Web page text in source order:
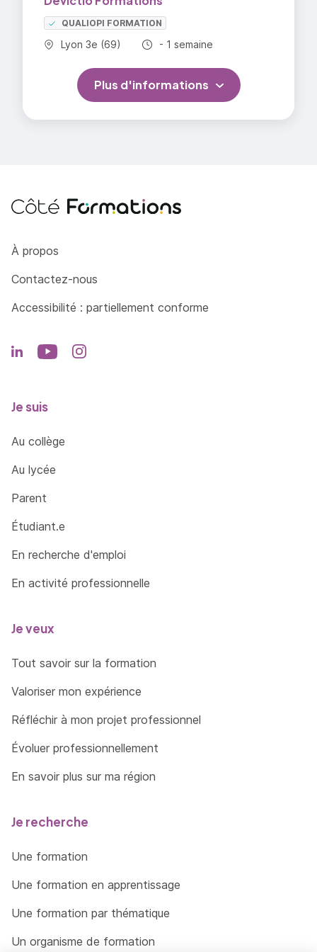
l’ouverture
Optimiser et réduire le poids des PDF
Imprimer un fichier PDF : ajustement de la
qualité, résolution et couleurs
=> En savoir plus
QUALIOPI FORMATION
Commune :
Lyon 3e (69) Durée totale :
- 1 semaine
Plus d'informations
Côté Formations
À propos
Contactez-nous
Accessibilité : partiellement conforme
Je suis
Au collège
Au lycée
Parent
Étudiant.e
En recherche d'emploi
En activité professionnelle
Je veux
Tout savoir sur la formation
Valoriser mon expérience
Réfléchir à mon projet professionnel
Évoluer professionnellement
En savoir plus sur ma région
Je recherche
Une formation
Une formation en apprentissage
Une formation par thématique
Un organisme de formation